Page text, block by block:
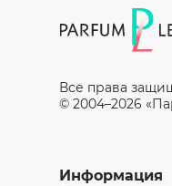
Все права
© 2004–2026
Информация